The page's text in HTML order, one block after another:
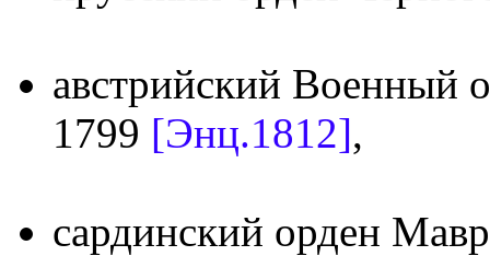
австрийский Военный
1799 [Энц.1812],
сардинский орден